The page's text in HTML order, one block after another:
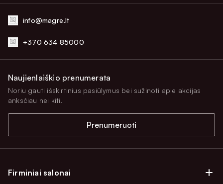
info@magre.lt
+370 634 85000
Firminiai salonai
Naujienlaiškio prenumerata
Noriu gauti išskirtinius pasiūlymus bei sužinoti apie akcijas
anksčiau nei kiti.
Prenumeruoti